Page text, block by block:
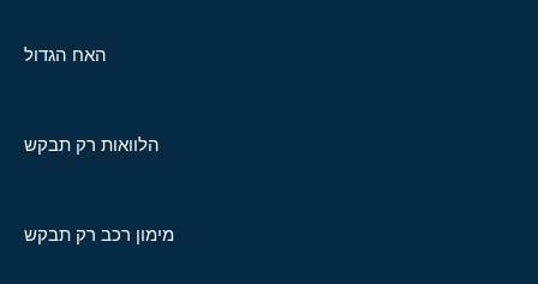
האח הגדול
הלוואות רק תבקש
מימון רכב רק תבקש